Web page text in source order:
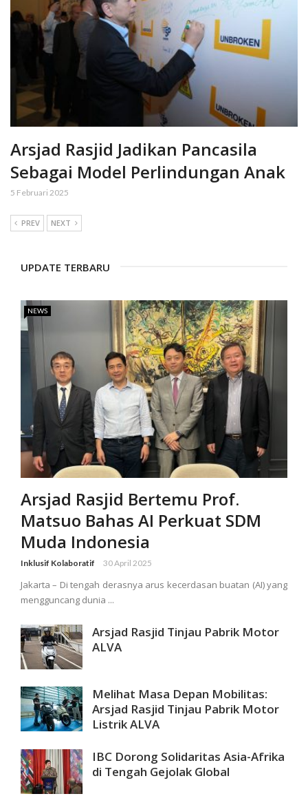
Arsjad Rasjid Jadikan Pancasila
Sebagai Model Perlindungan Anak
5 Februari 2025
PREV NEXT
UPDATE TERBARU
NEWS
Arsjad Rasjid Bertemu Prof.
Matsuo Bahas AI Perkuat SDM
Muda Indonesia
Inklusif Kolaboratif 30 April 2025
Jakarta – Di tengah derasnya arus kecerdasan buatan (AI) yang
mengguncang dunia ...
Arsjad Rasjid Tinjau Pabrik Motor
ALVA
Melihat Masa Depan Mobilitas:
Arsjad Rasjid Tinjau Pabrik Motor
Listrik ALVA
IBC Dorong Solidaritas Asia-Afrika
di Tengah Gejolak Global